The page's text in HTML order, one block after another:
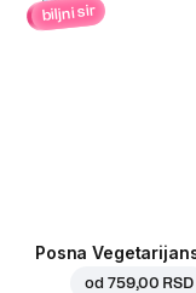
biljni sir
Posna
od 759,00 RSD